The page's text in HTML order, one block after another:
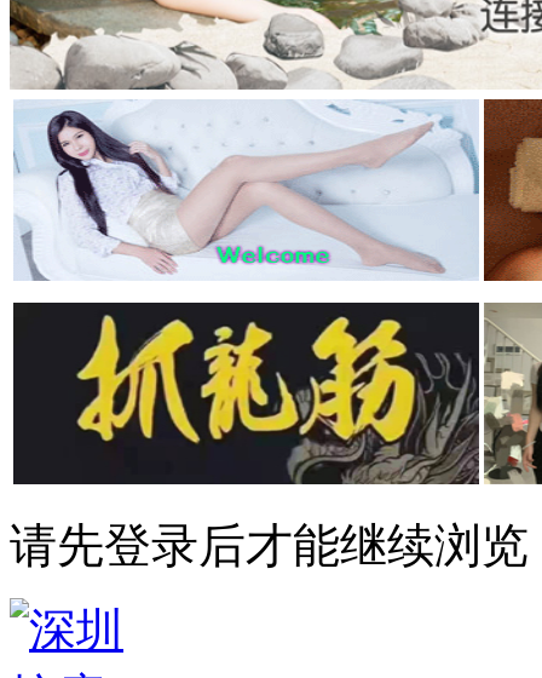
请先登录后才能继续浏览